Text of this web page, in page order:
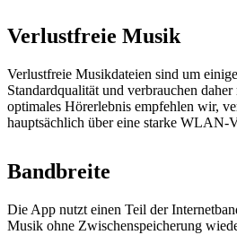
Verlustfreie Musik
Verlustfreie Musikdateien sind um
Standardqualität und verbrauchen
optimales Hörerlebnis empfehlen wir,
hauptsächlich über eine starke WLAN-
Bandbreite
Die App nutzt einen Teil der
Musik ohne Zwischenspeicherung